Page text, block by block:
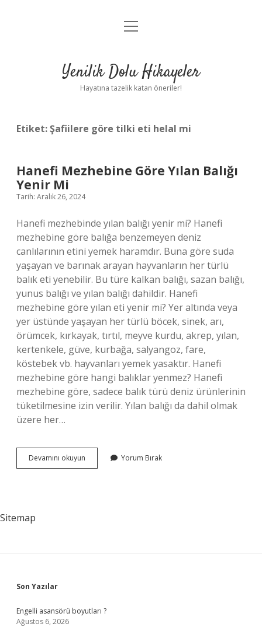
Anasayfa
Yasal Uyarı
menüyü
Yenilik Dolu Hikayeler
Hayatına tazelik katan öneriler!
Etiket:Şafiilere göre tilki eti helal mi
Hanefi Mezhebine Göre Yılan Balığı
Yenir Mi
Tarih: Aralık 26, 2024
Hanefi mezhebinde yılan balığı yenir mi? Hanefi
mezhebine göre balığa benzemeyen deniz
canlılarının etini yemek haramdır. Buna göre suda
yaşayan ve barınak arayan hayvanların her türlü
balık eti yenebilir. Bu türe kalkan balığı, sazan balığı,
yunus balığı ve yılan balığı dahildir. Hanefi
mezhebine göre yılan eti yenir mi? Yer altında veya
yer üstünde yaşayan her türlü böcek, sinek, arı,
örümcek, kırkayak, tırtıl, meyve kurdu, akrep, yılan,
kertenkele, güve, kurbağa, salyangoz, fare,
köstebek vb. hayvanları yemek yasaktır. Hanefi
mezhebine göre hangi balıklar yenmez? Hanefi
mezhebine göre, sadece balık türü deniz ürünlerinin
tüketilmesine izin verilir. Yılan balığı da dahil olmak
üzere her…
Devamını okuyun
Mezhebine
Yorum Bırak
Sitemap
Sidebar
Son Yazılar
Engelli asansörü boyutları ?
Ağustos 6, 2026